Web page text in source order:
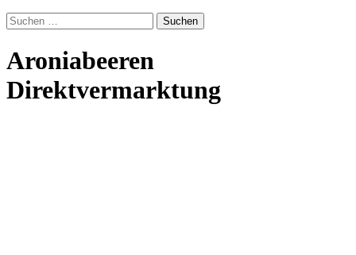
Suchen
nach:
Aroniabeeren
Direktvermarktung